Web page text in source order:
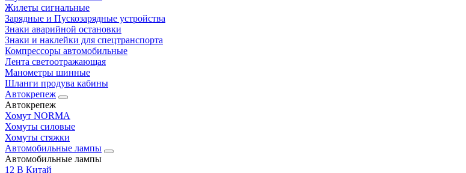
Жилеты сигнальные
Зарядные и Пускозарядные устройства
Знаки аварийной остановки
Знаки и наклейки для спецтранспорта
Компрессоры автомобильные
Лента светоотражающая
Манометры шинные
Шланги продува кабины
Автокрепеж
Автокрепеж
Хомут NORMA
Хомуты силовые
Хомуты стяжки
Автомобильные лампы
Автомобильные лампы
12 В Китай